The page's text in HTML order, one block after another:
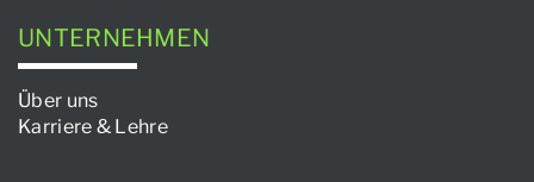
UNTERNEHMEN
Über uns
Karriere & Lehre